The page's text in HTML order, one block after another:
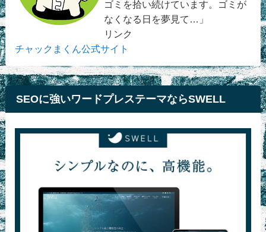
ゴミを拾い続けています。ゴミが
なくなる日を夢見て…」
リンク
チャックまくん公式サイト
SEOに強いワードプレステーマならSWELL